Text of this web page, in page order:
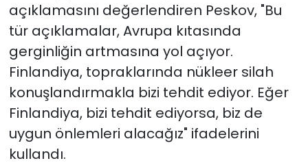
açıklamasını değerlendiren Peskov, "Bu
tür açıklamalar, Avrupa kıtasında
gerginliğin artmasına yol açıyor.
Finlandiya, topraklarında nükleer silah
konuşlandırmakla bizi tehdit ediyor. Eğer
Finlandiya, bizi tehdit ediyorsa, biz de
uygun önlemleri alacağız" ifadelerini
kullandı.